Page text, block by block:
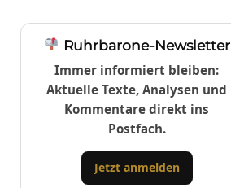
Ruhrbarone-Newsletter
Immer informiert bleiben:
Aktuelle Texte, Analysen und
Kommentare direkt ins
Postfach.
Jetzt anmelden